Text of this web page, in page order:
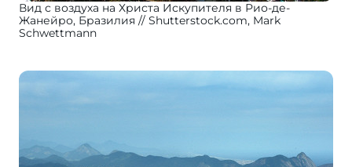
Вид с воздуха на Христа Искупителя в Рио-де-
Жанейро, Бразилия
Shutterstock.com, Mark
Schwettmann